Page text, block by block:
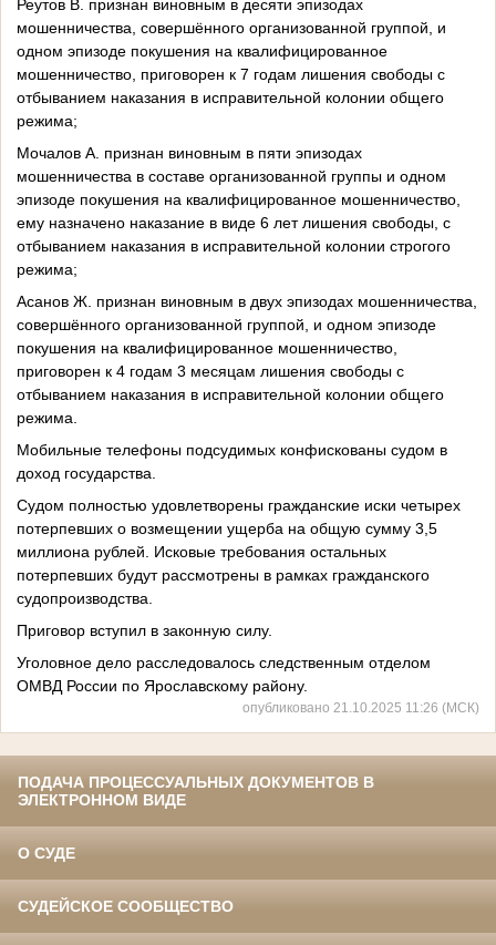
Реутов В. признан виновным в десяти эпизодах
мошенничества, совершённого организованной группой, и
одном эпизоде покушения на квалифицированное
мошенничество, приговорен к 7 годам лишения свободы с
отбыванием наказания в исправительной колонии общего
режима;
Мочалов А. признан виновным в пяти эпизодах
мошенничества в составе организованной группы и одном
эпизоде покушения на квалифицированное мошенничество,
ему назначено наказание в виде 6 лет лишения свободы, с
отбыванием наказания в исправительной колонии строгого
режима;
Асанов Ж. признан виновным в двух эпизодах мошенничества,
совершённого организованной группой, и одном эпизоде
покушения на квалифицированное мошенничество,
приговорен к 4 годам 3 месяцам лишения свободы с
отбыванием наказания в исправительной колонии общего
режима.
Мобильные телефоны подсудимых конфискованы судом в
доход государства.
Судом полностью удовлетворены гражданские иски четырех
потерпевших о возмещении ущерба на общую сумму 3,5
миллиона рублей. Исковые требования остальных
потерпевших будут рассмотрены в рамках гражданского
судопроизводства.
Приговор вступил в законную силу.
Уголовное дело расследовалось следственным отделом
ОМВД России по Ярославскому району.
опубликовано 21.10.2025 11:26 (МСК)
ПОДАЧА ПРОЦЕССУАЛЬНЫХ ДОКУМЕНТОВ В
ЭЛЕКТРОННОМ ВИДЕ
О СУДЕ
СУДЕЙСКОЕ СООБЩЕСТВО